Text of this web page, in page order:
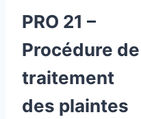
PRO 21 –
Procédure de
traitement
des plaintes